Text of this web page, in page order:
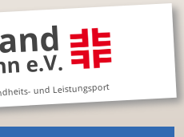
e.V.
und Leistungsport